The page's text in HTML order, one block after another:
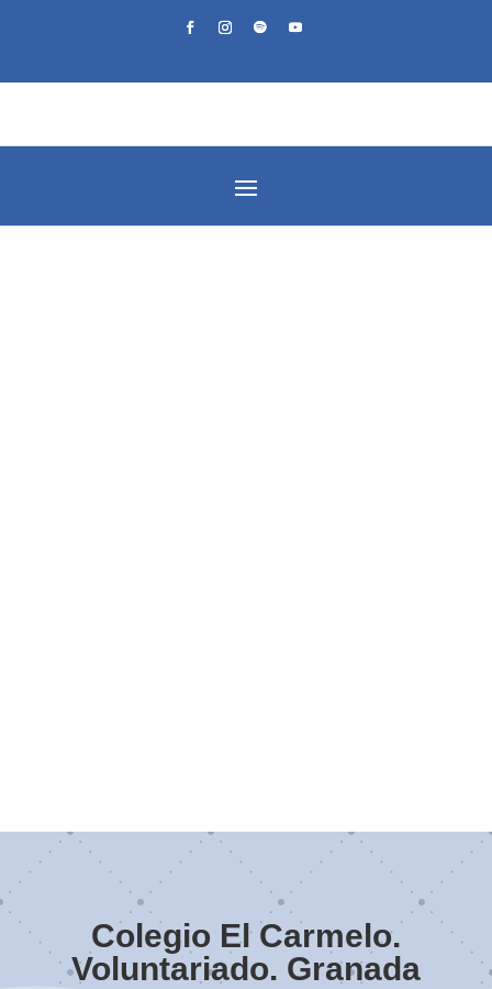
Colegio El Carmelo.
Voluntariado. Granada